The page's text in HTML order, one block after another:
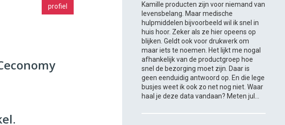
profiel
Kamille producten zijn voor niemand van
levensbelang. Maar medische
hulpmiddelen bijvoorbeeld wil ik snel in
huis hoor. Zeker als ze hier opeens op
blijken. Geldt ook voor drukwerk om
maar iets te noemen. Het lijkt me nogal
afhankelijk van de productgroep hoe
snel de bezorging moet zijn. Daar is
geen eenduidig antwoord op. En die lege
busjes weet ik ook zo net nog niet. Waar
haal je deze data vandaan? Meten jul...